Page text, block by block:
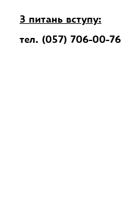
З питань вступу:
тел. (057) 706-00-76